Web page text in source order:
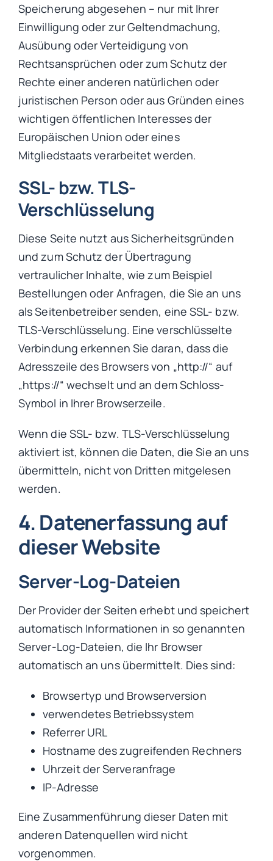
Speicherung abgesehen – nur mit Ihrer
Einwilligung oder zur Geltendmachung,
Ausübung oder Verteidigung von
Rechtsansprüchen oder zum Schutz der
Rechte einer anderen natürlichen oder
juristischen Person oder aus Gründen eines
wichtigen öffentlichen Interesses der
Europäischen Union oder eines
Mitgliedstaats verarbeitet werden.
SSL- bzw. TLS-
Verschlüsselung
Diese Seite nutzt aus Sicherheitsgründen
und zum Schutz der Übertragung
vertraulicher Inhalte, wie zum Beispiel
Bestellungen oder Anfragen, die Sie an uns
als Seitenbetreiber senden, eine SSL- bzw.
TLS-Verschlüsselung. Eine verschlüsselte
Verbindung erkennen Sie daran, dass die
Adresszeile des Browsers von „http://“ auf
„https://“ wechselt und an dem Schloss-
Symbol in Ihrer Browserzeile.
Wenn die SSL- bzw. TLS-Verschlüsselung
aktiviert ist, können die Daten, die Sie an uns
übermitteln, nicht von Dritten mitgelesen
werden.
4. Datenerfassung auf
dieser Website
Server-Log-Dateien
Der Provider der Seiten erhebt und speichert
automatisch Informationen in so genannten
Server-Log-Dateien, die Ihr Browser
automatisch an uns übermittelt. Dies sind:
Browsertyp und Browserversion
verwendetes Betriebssystem
Referrer URL
Hostname des zugreifenden Rechners
Uhrzeit der Serveranfrage
IP-Adresse
Eine Zusammenführung dieser Daten mit
anderen Datenquellen wird nicht
vorgenommen.